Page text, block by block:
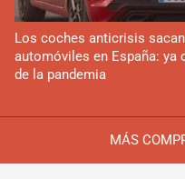
MÁS
Los coches anticrisis
automóviles en España:
de la pandemia